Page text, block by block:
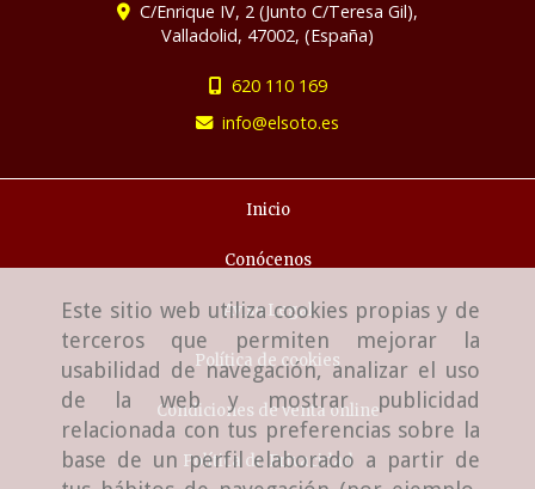
Este sitio web utiliza cookies propias y de
terceros que permiten mejorar la
usabilidad de navegación, analizar el uso
de la web y mostrar publicidad
relacionada con tus preferencias sobre la
base de un perfil elaborado a partir de
C/Enrique IV, 2 (Junto C/Teresa Gil),
Valladolid, 47002, (España)
620 110 169
info
elsoto.es
Inicio
Conócenos
Aviso Legal
Política de cookies
Condiciones de venta online
Política de Privacidad